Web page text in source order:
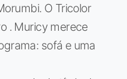
O Tricolor
. Muricy merece
sofá e uma